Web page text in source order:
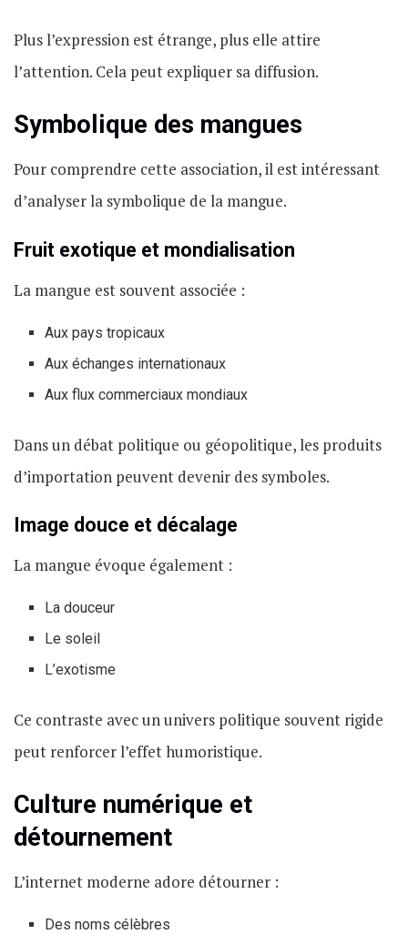
Plus l’expression est étrange, plus elle attire
l’attention. Cela peut expliquer sa diffusion.
Symbolique des mangues
Pour comprendre cette association, il est intéressant
d’analyser la symbolique de la mangue.
Fruit exotique et mondialisation
La mangue est souvent associée :
Aux pays tropicaux
Aux échanges internationaux
Aux flux commerciaux mondiaux
Dans un débat politique ou géopolitique, les produits
d’importation peuvent devenir des symboles.
Image douce et décalage
La mangue évoque également :
La douceur
Le soleil
L’exotisme
Ce contraste avec un univers politique souvent rigide
peut renforcer l’effet humoristique.
Culture numérique et
détournement
L’internet moderne adore détourner :
Des noms célèbres